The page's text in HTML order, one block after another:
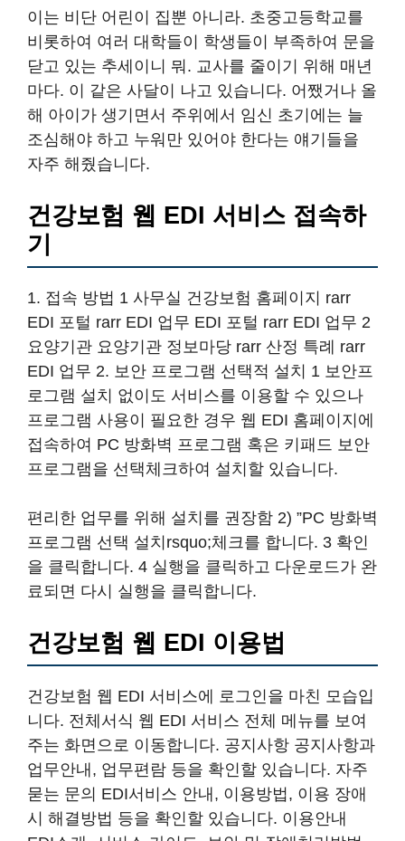
기
1. 접속 방법 1 사무실 건강보험 홈페이지 rarr
EDI 포털 rarr EDI 업무 EDI 포털 rarr EDI 업무 2
요양기관 요양기관 정보마당 rarr 산정 특례 rarr
EDI 업무 2. 보안 프로그램 선택적 설치 1 보안프
로그램 설치 없이도 서비스를 이용할 수 있으나
접속하여 PC 방화벽 프로그램 혹은 키패드 보안
프로그램을 선택체크하여 설치할 있습니다.
프로그램 선택 설치rsquo;체크를 합니다. 3 확인
을 클릭합니다. 4 실행을 클릭하고 다운로드가 완
료되면 다시 실행을 클릭합니다.
건강보험 웹 EDI 이용법
건강보험 웹 EDI 서비스에 로그인을 마친 모습입
주는 화면으로 이동합니다. 공지사항 공지사항과
업무안내, 업무편람 등을 확인할 있습니다. 자주
묻는 문의 EDI서비스 안내, 이용방법, 이용 장애
시 해결방법 등을 확인할 있습니다. 이용안내
업무대행 지정 등을 안내합니다. 자료실 업무대
행 위임처리기준, 업무대행 관련 서식, 업무처리